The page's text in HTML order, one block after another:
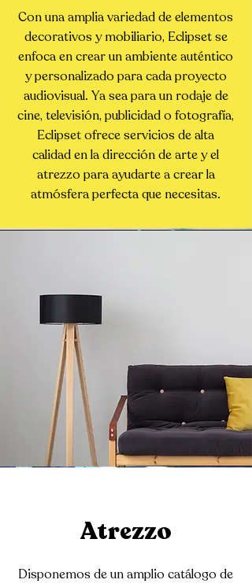
Con una amplia variedad de elementos
decorativos y mobiliario, Eclipset se
enfoca en crear un ambiente auténtico
y personalizado para cada proyecto
audiovisual. Ya sea para un rodaje de
cine, televisión, publicidad o fotografía,
Eclipset ofrece servicios de alta
calidad en la dirección de arte y el
atrezzo para ayudarte a crear la
atmósfera perfecta que necesitas.
Atrezzo
Disponemos de un amplio catálogo de